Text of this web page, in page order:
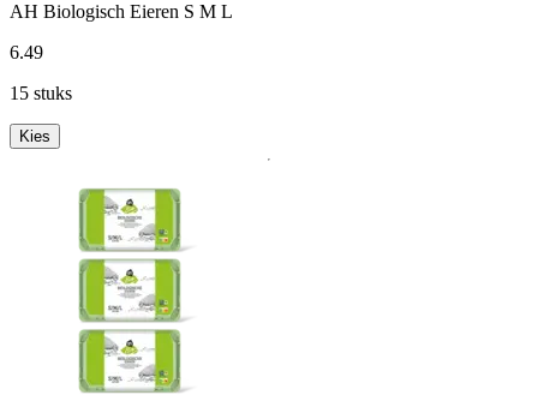
AH Biologisch Eieren S M L
6.49
15 stuks
Kies